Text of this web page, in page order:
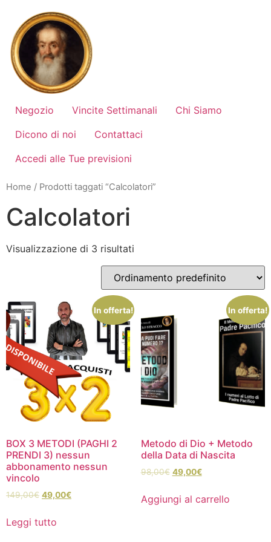
contenuto
Negozio Vincite Settimanali
Chi Siamo
Dicono di noi
Contattaci
Accedi alle Tue previsioni
Home / Prodotti taggati “Calcolatori”
Calcolatori
Visualizzazione di 3 risultati
In offerta!
BOX 3 METODI (PAGHI 2
PRENDI 3) nessun
abbonamento nessun
vincolo
149,00€ 49,00€
Leggi tutto
In offerta!
Metodo di Dio + Metodo
della Data di Nascita
98,00€ 49,00€
Aggiungi al carrello